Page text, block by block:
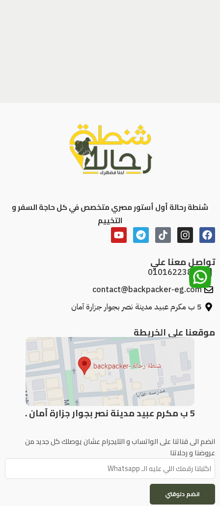
شنطة رحالة أول أستور مصري متخصص في كل حاجة السفر و
التخييم
تواصل معنا علي
01016223886
contact@backpacker-eg.com
5 ب مكرم عبيد مدينة نصر بجوار جزارة آمان
موقعنا علي الخريطة
5 ب مكرم عبيد مدينة نصر بجوار جزارة آمان .
انضم الى قناتنا على الواتساب و التليجرام عشان يوصلك كل جديد من
عروضنا و رحلاتنا